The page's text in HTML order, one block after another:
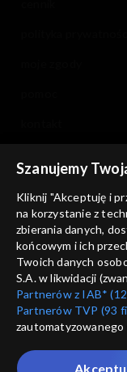
informacje o
Szanujemy
Kliknij "Akceptuję i
na korzystanie z
zbierania danych,
końcowym i ich
Twoich danych
S.A. w likwidacji
Partnerów z IAB*
Partnerów TVP (93
zautomatyzowanego
które wskazujemy